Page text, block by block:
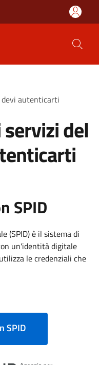
devi autenticarti
servizi del
SPID
(SPID) è il sistema di
un'identità digitale
le credenziali che
SPID